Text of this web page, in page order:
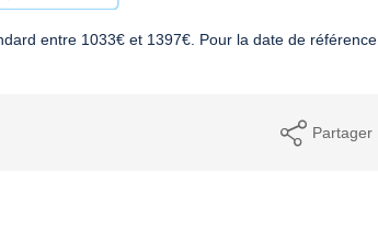
entre 1033€ et 1397€. Pour la date de référence
Partager